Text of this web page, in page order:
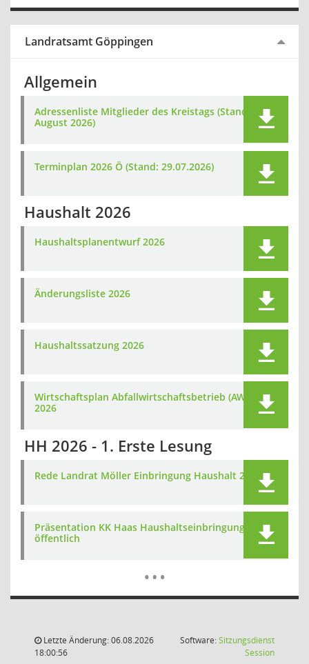
Landratsamt Göppingen
Allgemein
Adressenliste Mitglieder des Kreistags (Stand:
August 2026)
Terminplan 2026 Ö (Stand: 29.07.2026)
Haushalt 2026
Haushaltsplanentwurf 2026
Änderungsliste 2026
Haushaltssatzung 2026
Wirtschaftsplan Abfallwirtschaftsbetrieb (AWB)
2026
HH 2026 - 1. Erste Lesung
Rede Landrat Möller Einbringung Haushalt 2026
Präsentation KK Haas Haushaltseinbringung
öffentlich
… Mehr
Letzte Änderung: 06.08.2026
18:00:56
Software:Sitzungsdienst
Session(Wird in